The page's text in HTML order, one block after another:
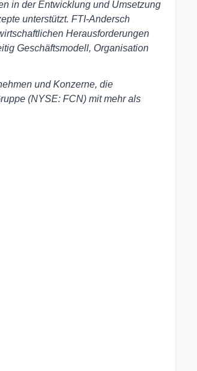
in der Entwicklung und Umsetzung
unterstützt. FTI-Andersch
Herausforderungen
Geschäftsmodell, Organisation
und Konzerne, die
(NYSE: FCN) mit mehr als